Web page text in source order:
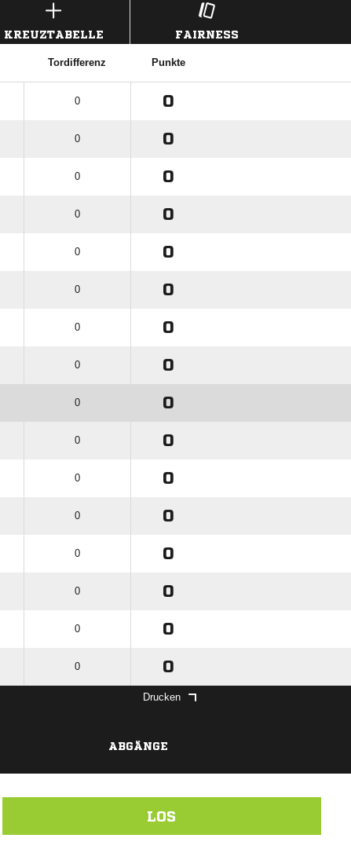
KREUZTABELLE FAIRNESS
Tordifferenz Punkte
0 0
0 0
0 0
0 0
0 0
0 0
0 0
0 0
0 0
0 0
0 0
0 0
0 0
0 0
0 0
0 0
Drucken
ABGÄNGE
LOS